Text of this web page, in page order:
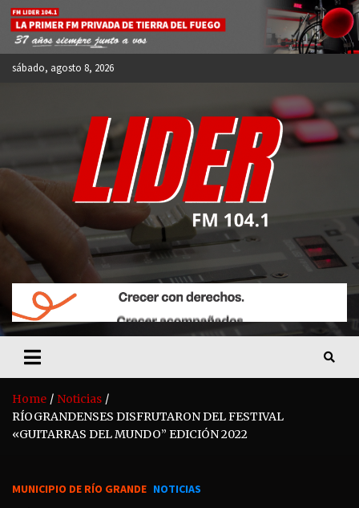
Skip
content
sábado, agosto 8, 2026
FM LIDER 104.1
Home
Noticias
RÍOGRANDENSES DISFRUTARON DEL FESTIVAL
«GUITARRAS DEL MUNDO” EDICIÓN 2022
MUNICIPIO DE RÍO GRANDE NOTICIAS